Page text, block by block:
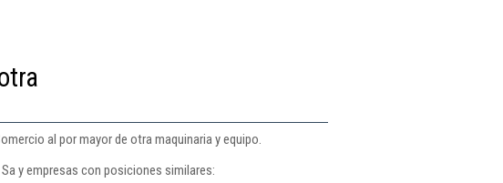
al por mayor de otra maquinaria y equipo.
y empresas con posiciones similares: